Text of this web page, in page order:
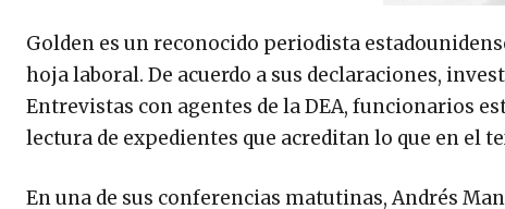
Golden es un reconocido periodista
hoja laboral. De acuerdo a sus declaraciones,
Entrevistas con agentes de la DEA, funcionarios
lectura de expedientes que acreditan lo que en el
En una de sus conferencias matutinas, Andrés